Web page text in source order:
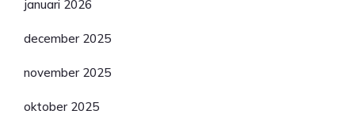
januari 2026
december 2025
november 2025
oktober 2025